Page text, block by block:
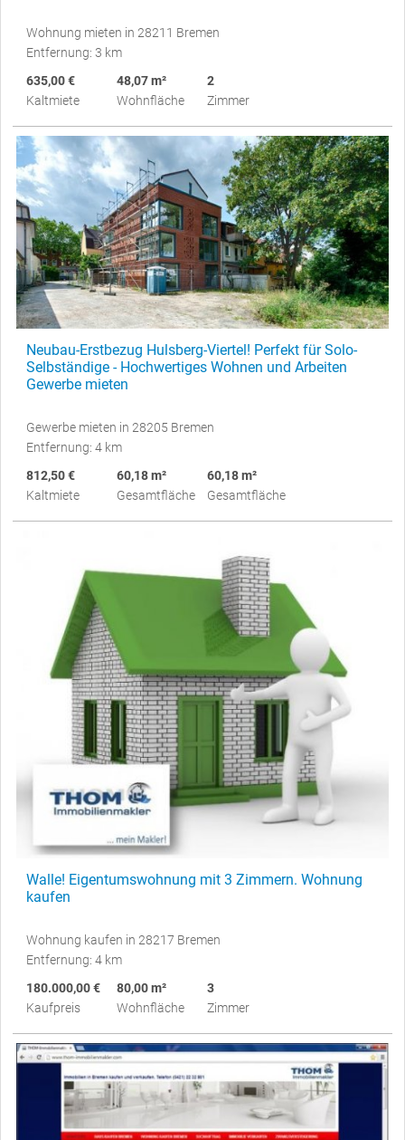
Wohnung mieten in 28211 Bremen
Entfernung: 3 km
635,00 €
Kaltmiete
48,07 m²
Wohnfläche
2
Zimmer
Neubau-Erstbezug Hulsberg-Viertel! Perfekt für Solo-
Selbständige - Hochwertiges Wohnen und Arbeiten
Gewerbe mieten
Gewerbe mieten in 28205 Bremen
Entfernung: 4 km
812,50 €
Kaltmiete
60,18 m²
Gesamtfläche
60,18 m²
Gesamtfläche
Walle! Eigentumswohnung mit 3 Zimmern. Wohnung
kaufen
Wohnung kaufen in 28217 Bremen
Entfernung: 4 km
180.000,00 €
Kaufpreis
80,00 m²
Wohnfläche
3
Zimmer